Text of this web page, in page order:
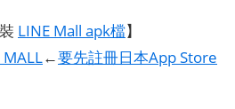
LINE Mall apk檔】
MALL←要先註冊日本App Store